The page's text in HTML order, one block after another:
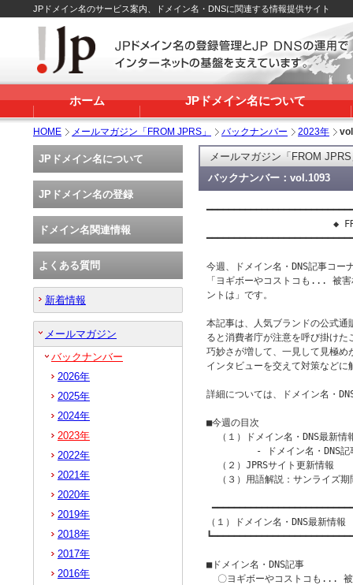
JPドメイン名のサービス案内、ドメイン名・DNSに関連する情報提供サイト
ホーム JPドメイン名について
HOME メールマガジン「FROM JPRS」 バックナンバー 2023年
メールマガジン「FROM
バックナンバー：vol.1093
◆
今週、ドメイン名・DNS記事コー
「ヨギボーやコストコも... 被
ントは」です。
本記事は、人気ブランドの公式
ると消費者庁が注意を呼び掛け
巧妙さが増して、一見して見極
インタビューを交えて対策などに
詳細については、ドメイン名・
■今週の目次
（１）ドメイン名・DNS最新情
- ドメイン名・DNS記
  （２）JPRSサイト更新情報
（３）用語解説：サンライズ
（１）ドメイン名・DNS最新情報
■ドメイン名・DNS記事
〇ヨギボーやコストコも...
JPドメイン名について
JPドメイン名の登録
ドメイン名関連情報
よくある質問
新着情報
メールマガジン
バックナンバー
2026年
2025年
2024年
2023年
2022年
2021年
2020年
2019年
2018年
2017年
2016年